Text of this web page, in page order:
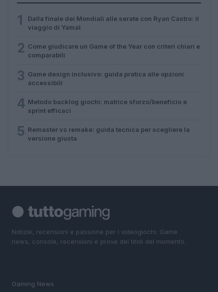
1
Dalla finale dei Mondiali alle serate con Ryan Castro: il
viaggio di Yamal
2 Come giudicare un Game of the Year con criteri chiari e
comparabili
3 Game design inclusivo: guida pratica alle opzioni
accessibili
4 Metodo backlog giochi: matrice sforzo/beneficio e
sprint efficaci
5 Remaster vs remake: guida tecnica per scegliere la
versione giusta
Notizie, recensioni e passione per i videogiochi. Game
news, console, recensioni e prove dei titoli del momento.
Gaming News